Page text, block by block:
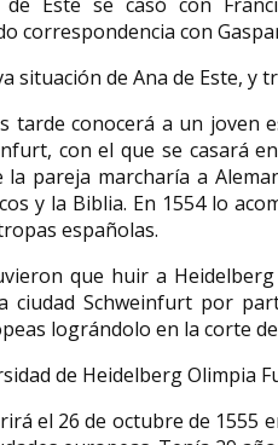
correspondencia con
situación de Ana de Este, y
tarde conocerá a un joven
con el que se casará
la pareja marcharía a
y la Biblia. En 1554 lo
españolas.
que huir a
ciudad Schweinfurt por
lográndolo en la corte
de Heidelberg Olimpia
el 26 de octubre de 1555